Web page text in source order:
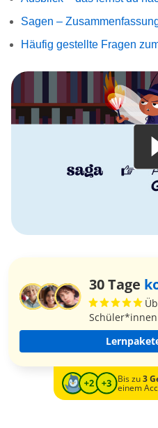
Sagen –
Häufig gestellte Fragen
30 Tage
Bis zu3
einem